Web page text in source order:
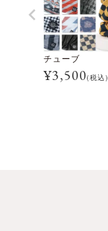
チューブ
¥3,500(税込)